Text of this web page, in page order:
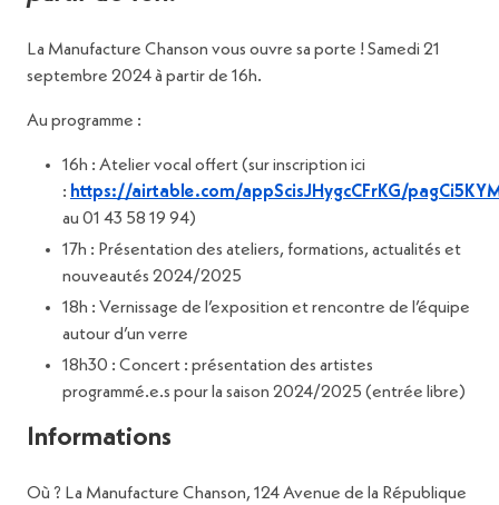
La Manufacture Chanson vous ouvre sa porte ! Samedi 21
septembre 2024 à partir de 16h.
Au programme :
16h : Atelier vocal offert (sur inscription ici
: https://airtable.com/appScisJHygcCFrKG/
au 01 43 58 19 94)
17h : Présentation des ateliers, formations, actualités et
nouveautés 2024/2025
18h : Vernissage de l’exposition et rencontre de l’équipe
autour d’un verre
18h30 : Concert : présentation des artistes
programmé.e.s pour la saison 2024/2025 (entrée libre)
Informations
Où ? La Manufacture Chanson, 124 Avenue de la République